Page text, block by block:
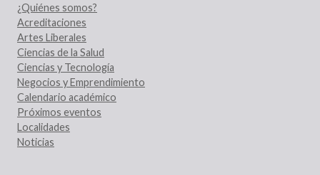
¿Quiénes somos?
Acreditaciones
Artes Liberales
Ciencias de la Salud
Ciencias y Tecnología
Negocios y Emprendimiento
Calendario académico
Próximos eventos
Localidades
Noticias